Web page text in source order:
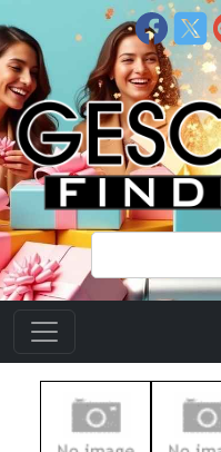
Suchen
nach: